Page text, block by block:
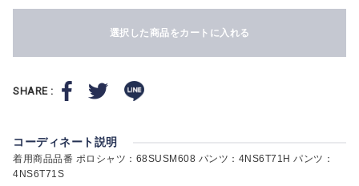
選択した商品をカートに入れる
SHARE :
コーディネート説明
着用商品品番 ポロシャツ：68SUSM608 パンツ：4NS6T71H パンツ：
4NS6T71S